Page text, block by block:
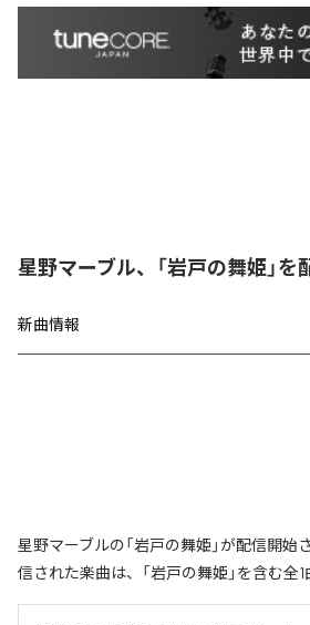
星野マーブル、「岩戸の舞姫」を
新曲情報
星野マーブルの「岩戸の舞姫」が配信開始
信された楽曲は、「岩戸の舞姫」を含む全1